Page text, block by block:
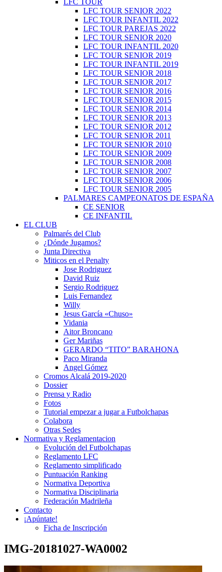
LFC TOUR
LFC TOUR SENIOR 2022
LFC TOUR INFANTIL 2022
LFC TOUR PAREJAS 2022
LFC TOUR SENIOR 2020
LFC TOUR INFANTIL 2020
LFC TOUR SENIOR 2019
LFC TOUR INFANTIL 2019
LFC TOUR SENIOR 2018
LFC TOUR SENIOR 2017
LFC TOUR SENIOR 2016
LFC TOUR SENIOR 2015
LFC TOUR SENIOR 2014
LFC TOUR SENIOR 2013
LFC TOUR SENIOR 2012
LFC TOUR SENIOR 2011
LFC TOUR SENIOR 2010
LFC TOUR SENIOR 2009
LFC TOUR SENIOR 2008
LFC TOUR SENIOR 2007
LFC TOUR SENIOR 2006
LFC TOUR SENIOR 2005
PALMARES CAMPEONATOS DE ESPAÑA
CE SENIOR
CE INFANTIL
EL CLUB
Palmarés del Club
¿Dónde Jugamos?
Junta Directiva
Miticos en el Penalty
Jose Rodriguez
David Ruiz
Sergio Rodriguez
Luis Fernandez
Willy
Jesus García «Chuso»
Vidania
Aitor Broncano
Ger Mariñas
GERARDO “TITO” BARAHONA
Paco Miranda
Angel Gómez
Cromos Alcalá 2019-2020
Dossier
Prensa y Radio
Fotos
Tutorial empezar a jugar a Futbolchapas
Colabora
Otras Sedes
Normativa y Reglamentacion
Evolución del Futbolchapas
Reglamento LFC
Reglamento simplificado
Puntuación Ranking
Normativa Deportiva
Normativa Disciplinaria
Federación Madrileña
Contacto
¡Apúntate!
Ficha de Inscripción
IMG-20181027-WA0002